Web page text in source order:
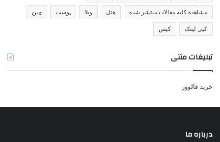
مشاهده کلیه مقالات منتشر شده هتل ویلا پوست چین
کپی لینک کیس
تبلیغات متنی
خرید فالوور
درباره ما